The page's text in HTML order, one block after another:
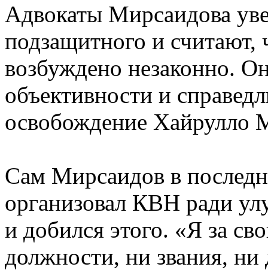
Адвокаты Мирсаидова
подзащитного и считают,
возбуждено незаконно.
объективности и
освобождение Хайрулло
Сам Мирсаидов в
организовал КВН ради
и добился этого. «Я за
должности, ни звания, ни